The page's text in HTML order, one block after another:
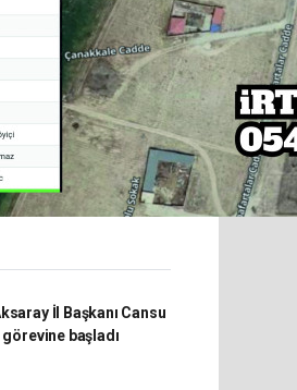
İl Başkanı Cansu
görevine başladı